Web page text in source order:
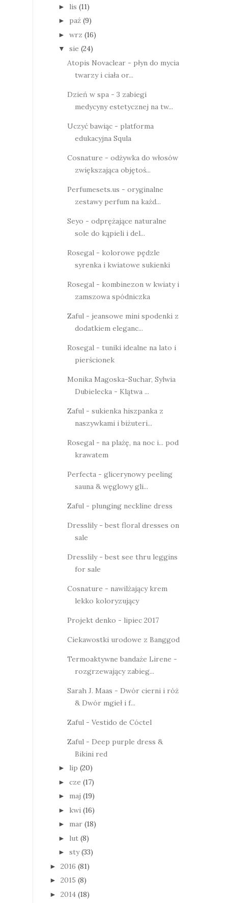
► lis (11)
► paź (9)
► wrz (16)
▼ sie (24)
Atopis Novaclear - płyn do mycia
twarzy i ciała or...
Dzień w spa - 3 zabiegi
medycyny estetycznej na tw...
Uczyć bawiąc - platforma
edukacyjna Squla
Cosnature - odżywka do włosów
zwiększająca objętoś...
Perfumesets.us - oryginalne
zestawy perfum na każd...
Seyo - odprężające naturalne
sole do kąpieli i del...
Rosegal - kolorowe pędzle
syrenka i kwiatowe sukienki
Rosegal - kombinezon w kwiaty i
zamszowa spódniczka
Zaful - jeansowe mini spodenki z
dodatkiem eleganc...
Rosegal - tuniki idealne na lato i
pierścionek
Monika Magoska-Suchar, Sylwia
Dubielecka - Klątwa ...
Zaful - sukienka hiszpanka z
naszywkami i biżuteri...
Rosegal - na plażę, na noc i... pod
krawatem
Perfecta - glicerynowy peeling
sauna & węglowy gli...
Zaful - plunging neckline dress
Dresslily - best floral dresses on
sale
Dresslily - best see thru leggins
for sale
Cosnature - nawilżający krem
lekko koloryzujący
Projekt denko - lipiec 2017
Ciekawostki urodowe z Banggod
Termoaktywne bandaże Lirene -
rozgrzewający zabieg...
Sarah J. Maas - Dwór cierni i róż
& Dwór mgieł i f...
Zaful - Vestido de Cóctel
Zaful - Deep purple dress &
Bikini red
► lip (20)
► cze (17)
► maj (19)
► kwi (16)
► mar (18)
► lut (8)
► sty (33)
► 2016 (81)
► 2015 (8)
► 2014 (18)